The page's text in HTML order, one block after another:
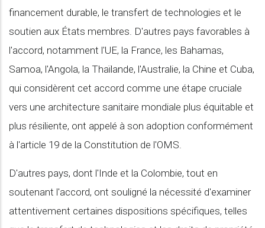
financement durable, le transfert de technologies et le
soutien aux États membres. D'autres pays favorables à
l'accord, notamment l'UE, la France, les Bahamas,
Samoa, l'Angola, la Thaïlande, l'Australie, la Chine et Cuba,
qui considèrent cet accord comme une étape cruciale
vers une architecture sanitaire mondiale plus équitable et
plus résiliente, ont appelé à son adoption conformément
à l'article 19 de la Constitution de l'OMS.
D'autres pays, dont l'Inde et la Colombie, tout en
soutenant l'accord, ont souligné la nécessité d'examiner
attentivement certaines dispositions spécifiques, telles